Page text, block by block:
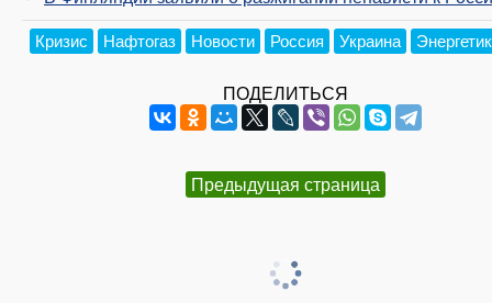
Кризис Нафтогаз Новости Россия Украина
ПОДЕЛИТЬСЯ
Предыдущая страница